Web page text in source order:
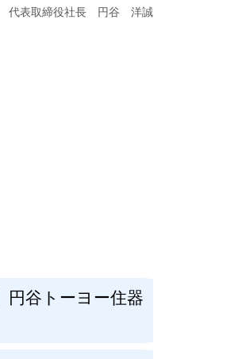
円谷トーヨー住器